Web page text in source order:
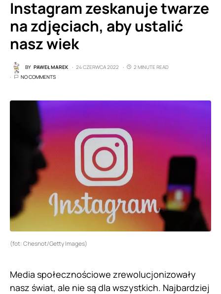
Instagram zeskanuje twarze
na zdjęciach, aby ustalić
nasz wiek
BY PAWEŁ MAREK 24 CZERWCA 2022
2 MINUTE READ
NO COMMENTS
(fot: Chesnot/Getty Images)
Media społecznościowe zrewolucjonizowały
nasz świat, ale nie są dla wszystkich. Najbardziej